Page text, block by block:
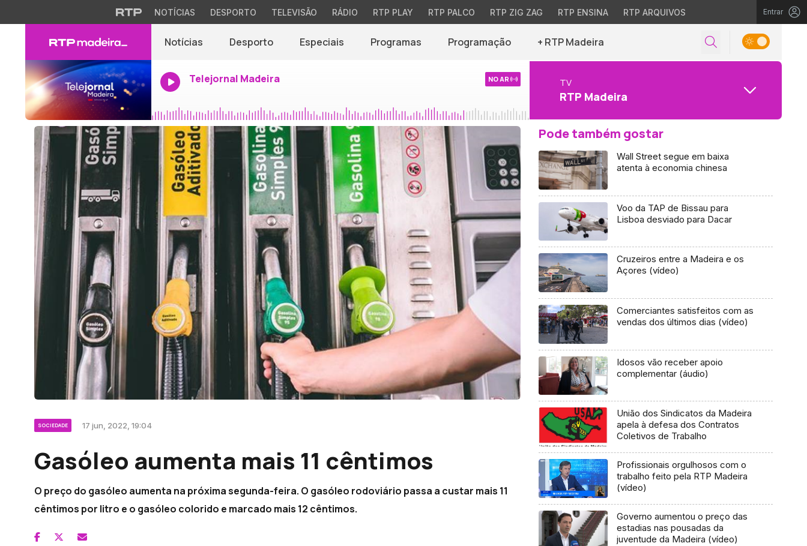
NOTÍCIAS DESPORTO TELEVISÃO RÁDIO RTP PLAY RTP PALCO RTP ZIG ZAG RTP ENSINA RTP ARQUIVOS Entrar
Notícias Desporto Especiais Programas Programação + RTP Madeira
Telejornal Madeira NO AR TV
RTP Madeira
SOCIEDADE 17 jun, 2022, 19:04
Gasóleo aumenta mais 11 cêntimos
O preço do gasóleo aumenta na próxima segunda-feira. O gasóleo rodoviário passa a custar mais 11
cêntimos por litro e o gasóleo colorido e marcado mais 12 cêntimos.
Pode também gostar
Wall Street segue em baixa
atenta à economia chinesa
Voo da TAP de Bissau para
Lisboa desviado para Dacar
Cruzeiros entre a Madeira e os
Açores (vídeo)
Comerciantes satisfeitos com as
vendas dos últimos dias (vídeo)
Idosos vão receber apoio
complementar (áudio)
União dos Sindicatos da Madeira
apela à defesa dos Contratos
Coletivos de Trabalho
Profissionais orgulhosos com o
trabalho feito pela RTP Madeira
(vídeo)
Governo aumentou o preço das
estadias nas pousadas da
juventude da Madeira (vídeo)